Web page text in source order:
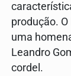
produção.
uma
Leandro
cordel.